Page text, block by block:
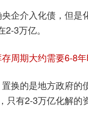
企介入化债，但是
3万亿。
周期大约需要6-8年
换的是地方政府的
只有2-3万亿化解的